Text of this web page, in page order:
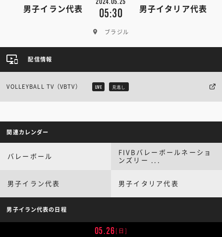
男子イラン代表 05:30 男子イタリア代表
ブラジル
配信情報
VOLLEYBALL TV（VBTV） LIVE 見逃し
関連カレンダー
バレーボール
FIVBバレーボールネーショ
ンズリー ...
男子イラン代表 男子イタリア代表
男子イラン代表の日程
05.26[日]